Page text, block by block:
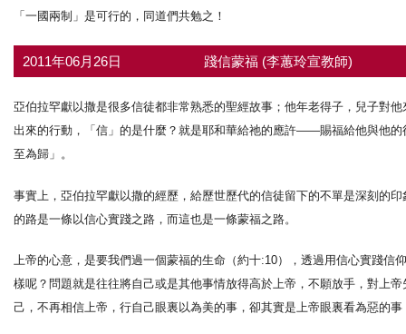
「一國兩制」是可行的，同道們共勉之！
2011年06月26日 踐信蒙福 (李蕙玲宣教師)
亞伯拉罕獻以撒是很多信徒都非常熟悉的聖經故事；他年老得子，兒子對
出來的行動，「信」的是什麼？就是耶和華給祂的應許——賜福給他與他
至為歸」。
事實上，亞伯拉罕獻以撒的經歷，給歷世歷代的信徒留下的不單是深刻的
的路是一條以信心實踐之路，而這也是一條蒙福之路。
上帝的心意，是要我們過一個蒙福的生命（約十:10），透過用信心實踐
樣呢？問題就是往往將自己或是其他事情放得高於上帝，不願放手，對上
己，不再相信上帝，行自己眼裏以為美的事，卻其實是上帝眼裏看為惡的